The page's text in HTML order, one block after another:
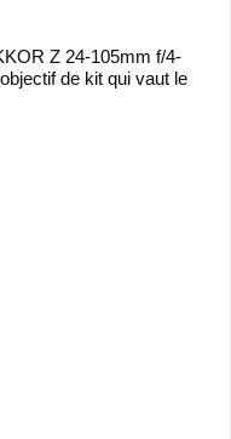
Z 24-105mm f/4-
de kit qui vaut le